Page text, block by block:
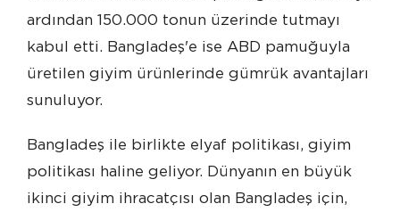
ardından 150.000 tonun üzerinde tutmayı
kabul etti. Bangladeş'e ise ABD pamuğuyla
üretilen giyim ürünlerinde gümrük avantajları
sunuluyor.
Bangladeş ile birlikte elyaf politikası, giyim
politikası haline geliyor. Dünyanın en büyük
ikinci giyim ihracatçısı olan Bangladeş için,